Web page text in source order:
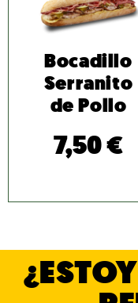
Bocadillo
Serranito
de Pollo
7,50€